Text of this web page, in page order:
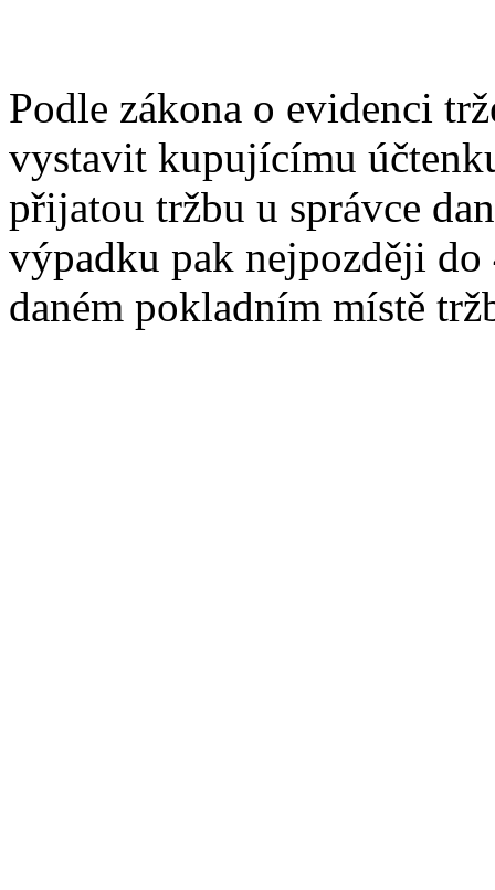
Podle zákona o evidenci
vystavit kupujícímu
přijatou tržbu u správce
výpadku pak nejpozději
daném pokladním místě